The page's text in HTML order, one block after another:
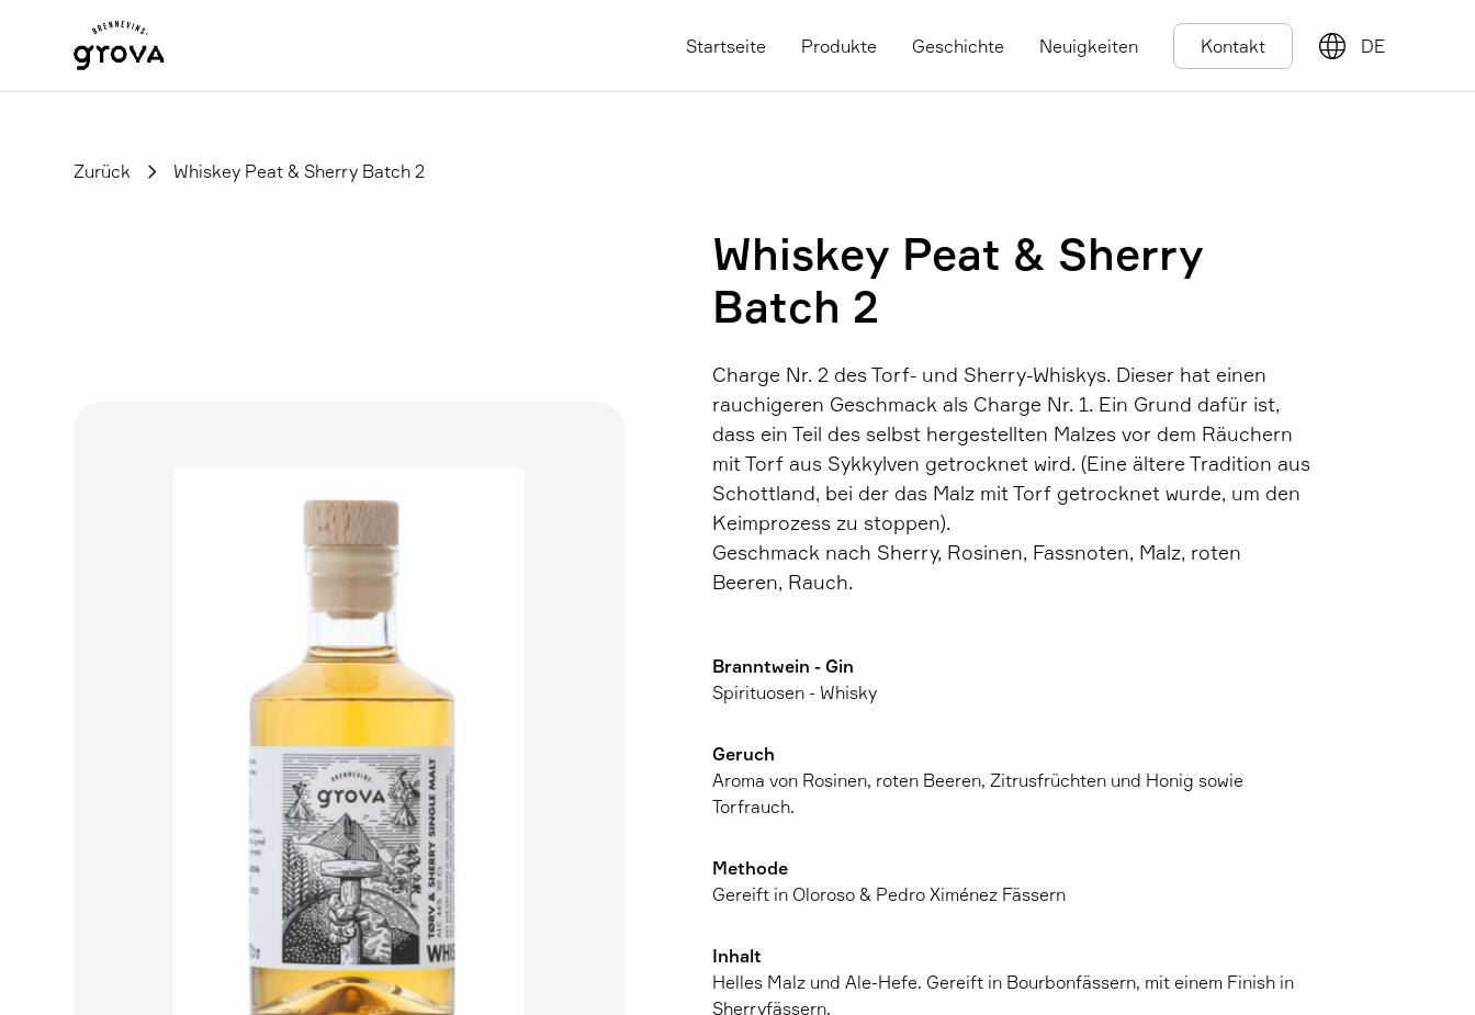
Startseite Produkte Geschichte Neuigkeiten Kontakt DE
Zurück Whiskey Peat & Sherry Batch 2
Whiskey Peat & Sherry
Batch 2
Charge Nr. 2 des Torf- und Sherry-Whiskys. Dieser hat einen
rauchigeren Geschmack als Charge Nr. 1. Ein Grund dafür ist,
dass ein Teil des selbst hergestellten Malzes vor dem Räuchern
mit Torf aus Sykkylven getrocknet wird. (Eine ältere Tradition aus
Schottland, bei der das Malz mit Torf getrocknet wurde, um den
Keimprozess zu stoppen).
Geschmack nach Sherry, Rosinen, Fassnoten, Malz, roten
Beeren, Rauch.
Branntwein - Gin
Spirituosen - Whisky
Geruch
Aroma von Rosinen, roten Beeren, Zitrusfrüchten und Honig sowie
Torfrauch.
Methode
Gereift in Oloroso & Pedro Ximénez Fässern
Inhalt
Helles Malz und Ale-Hefe. Gereift in Bourbonfässern, mit einem Finish in
Sherryfässern.